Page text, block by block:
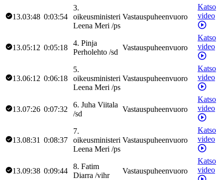
13.03:48 0:03:54
3.
oikeusministeri
Leena Meri /ps
Vastauspuheenvuoro
Katso
video
13.05:12 0:05:18
4. Pinja
Perholehto /sd
Vastauspuheenvuoro
Katso
video
13.06:12 0:06:18
5.
oikeusministeri
Leena Meri /ps
Vastauspuheenvuoro
Katso
video
13.07:26 0:07:32
6. Juha Viitala
/sd
Vastauspuheenvuoro
Katso
video
13.08:31 0:08:37
7.
oikeusministeri
Leena Meri /ps
Vastauspuheenvuoro
Katso
video
13.09:38 0:09:44
8. Fatim
Diarra /vihr
Vastauspuheenvuoro
Katso
video